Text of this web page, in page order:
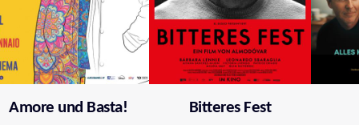
Amore und Basta! Bitteres Fest